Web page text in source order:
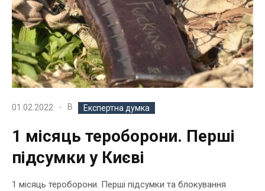
01.02.2022 В Експертна думка
1 місяць тероборони. Перші
підсумки у Києві
1 місяць тероборони. Перші підсумки та блокування